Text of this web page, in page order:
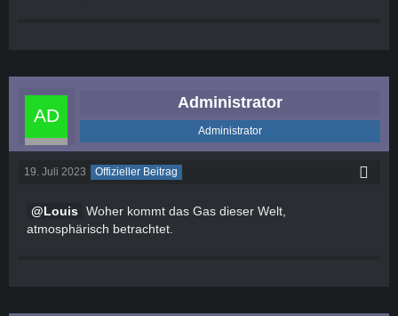
Administrator
Administrator
19. Juli 2023 Offizieller Beitrag
Louis Woher kommt das Gas dieser Welt,
atmosphärisch betrachtet.